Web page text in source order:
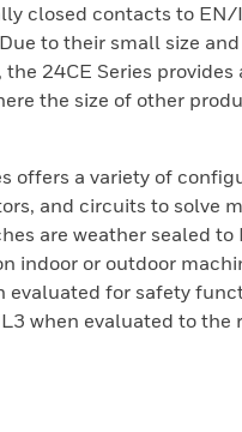
closed contacts to
to their small size
24CE Series
the size of other
offers a variety of
and circuits to solve
are weather sealed
indoor or outdoor
evaluated for safety
when evaluated to